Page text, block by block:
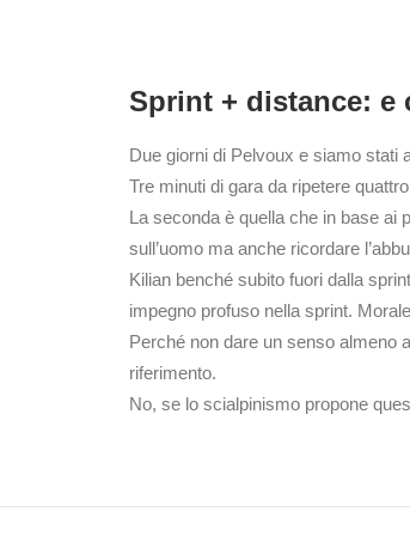
Sprint + distance: e
Due giorni di Pelvoux e siamo stati
Tre minuti di gara da ripetere
La seconda è quella che in base ai
sull’uomo ma anche ricordare
Kilian benché subito fuori dalla
impegno profuso nella sprint.
Perché non dare un senso almeno
riferimento.
No, se lo scialpinismo propone